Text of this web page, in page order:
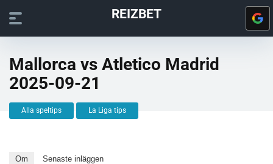
REIZBET
Mallorca vs Atletico Madrid
2025-09-21
Alla speltips La Liga tips
Om Senaste inläggen